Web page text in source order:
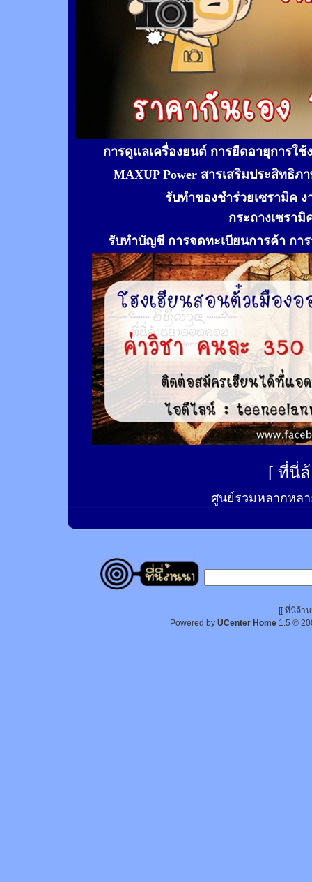
การดูแลเครื่องยนต์ การยืดอายุการใ
MAXUP Power สารเสริมประสิทธิ
รับทำของชำร่วยเซรามิค
กระถางเซรา
รับทำบัญชี การจดทะเบียนการค้า กา
[ ที่นี่
ศูนย์รวมหลากหลา
[[ ที่นี่ล้า
Powered by UCenter Home 1.5 ©